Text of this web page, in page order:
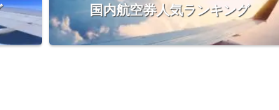
国内航空券人気ランキング